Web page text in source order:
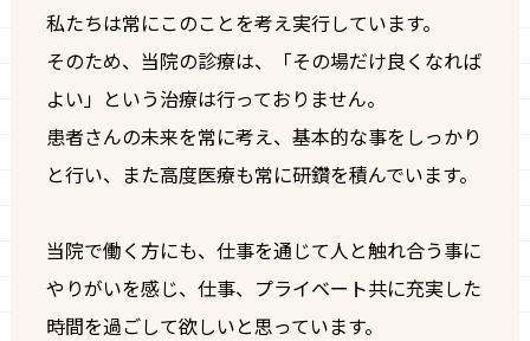
私たちは常にこのことを考え実行しています。
そのため、当院の診療は、「その場だけ良くなれば
よい」という治療は行っておりません。
患者さんの未来を常に考え、基本的な事をしっかり
と行い、また高度医療も常に研鑽を積んでいます。
当院で働く方にも、仕事を通じて人と触れ合う事に
やりがいを感じ、仕事、プライベート共に充実した
時間を過ごして欲しいと思っています。